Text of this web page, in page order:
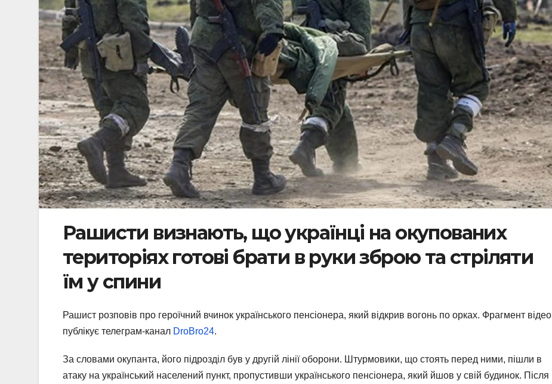
Рашисти визнають, що українці на окупованих
територіях готові брати в руки зброю та стріляти
їм у спини
Рашист розповів про героїчний вчинок українського пенсіонера, який відкрив вогонь по орках. Фрагмент відео
публікує телеграм-канал DroBro24.
За словами окупанта, його підрозділ був у другій лінії оборони. Штурмовики, що стоять перед ними, пішли в
атаку на український населений пункт, пропустивши українського пенсіонера, який йшов у свій будинок. Після